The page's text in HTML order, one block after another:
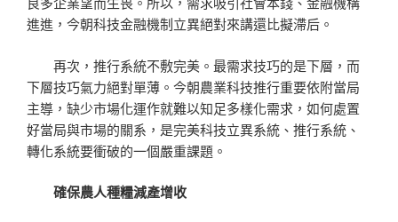
進進，今朝科技金融機制立異絕對來講還比擬滯后。
再次，推行系統不敷完美。最需求技巧的是下層，而
下層技巧氣力絕對單薄。今朝農業科技推行重要依附當局
主導，缺少市場化運作就難以知足多樣化需求，如何處置
好當局與市場的關系，是完美科技立異系統、推行系統、
轉化系統要衝破的一個嚴重課題。
確保農人種糧減產增收